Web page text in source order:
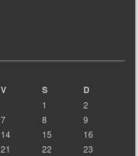
V S D
1
2
7 8
9
14 15
16
21 22
23